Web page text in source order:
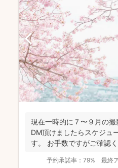
現在一時的に７〜９月の撮
DM頂けましたらスケジュ
す。 お手数ですがご確認
予約承諾率： 79% 最終